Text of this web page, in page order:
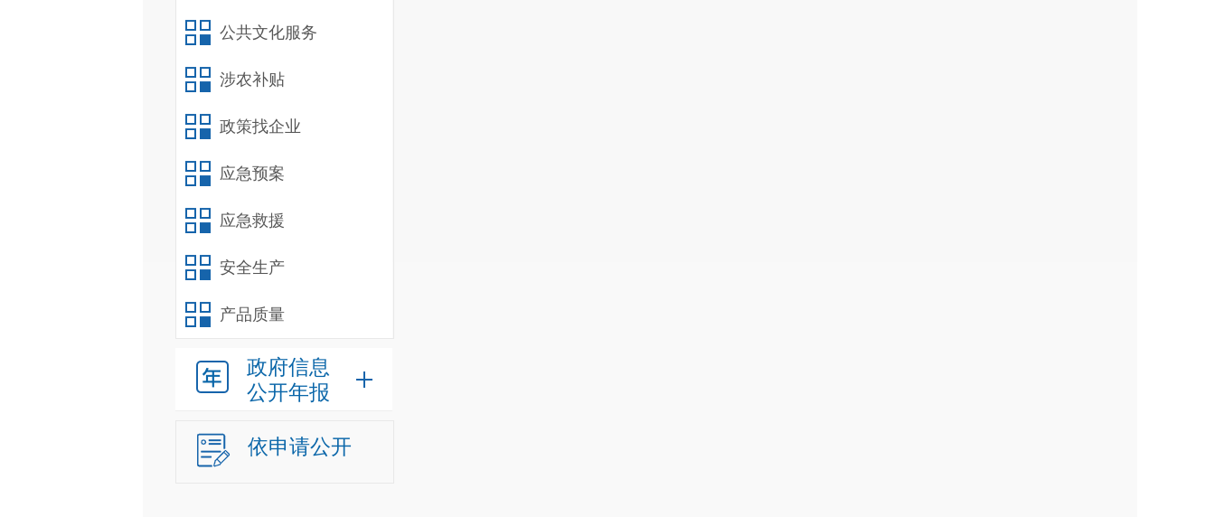
公共文化服务
涉农补贴
政策找企业
应急预案
应急救援
安全生产
产品质量
政府信息
公开年报
依申请公开